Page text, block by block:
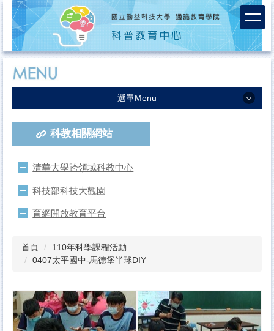
跳
到
主
要
內
容
區
選單Menu
服務團隊
課程活動成果
活動報名
連絡我們
科教相關網站
清華大學跨領域科教中心
科技部科技大觀園
育網開放教育平台
首頁
110年科學課程活動
0407太平國中-馬德堡半球DIY